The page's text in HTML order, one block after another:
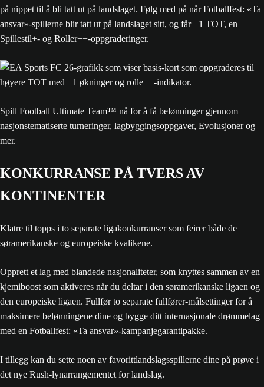
på nippet til å bli tatt ut på landslaget. Følg med på når Fotballfest: «Ta
ansvar»-spillerne blir tatt ut på landslaget sitt, og får +1 TOT, en
Spillestil+- og Roller++-oppgraderinger.
Spill Football Ultimate Team™ nå for å få belønninger gjennom
nasjonstematiserte turneringer, lagbyggingsoppgaver, Evolusjoner og
mer.
KONKURRANSE PÅ TVERS AV
KONTINENTER
Klatre til topps i to separate ligakonkurranser som feirer både de
søramerikanske og europeiske kvalikene.
Opprett et lag med blandede nasjonaliteter, som knyttes sammen av en
kjemiboost som aktiveres når du deltar i den søramerikanske ligaen og
den europeiske ligaen. Fullfør to separate fullfører-målsettinger for å
maksimere belønningene dine og bygge ditt internasjonale drømmelag
med en Fotballfest: «Ta ansvar»-kampanjegarantipakke.
I tillegg kan du sette noen av favorittlandslagsspillerne dine på prøve i
det nye Rush-lynarrangementet for landslag.